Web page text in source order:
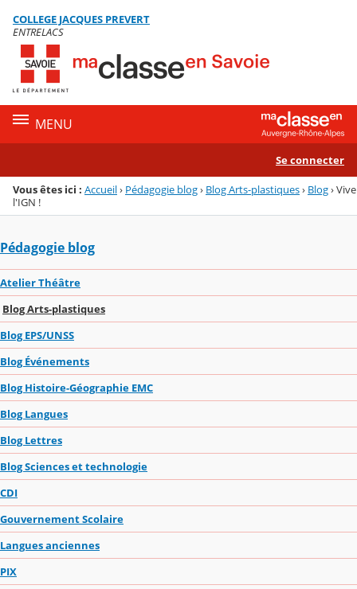
Menu de la rubrique
Contenu
COLLEGE JACQUES PREVERT
ENTRELACS
MENU
Se connecter
Vous êtes ici : Accueil› Pédagogie blog› Blog Arts-plastiques› Blog›Vive
l'IGN !
Pédagogie blog
Atelier Théâtre
Blog Arts-plastiques
Blog EPS/UNSS
Blog Événements
Blog Histoire-Géographie EMC
Blog Langues
Blog Lettres
Blog Sciences et technologie
CDI
Gouvernement Scolaire
Langues anciennes
PIX